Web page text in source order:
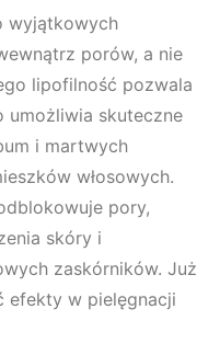
wyjątkowych
porów, a nie
lipofilność pozwala
umożliwia skuteczne
i martwych
włosowych.
pory,
skóry i
zaskórników. Już
efekty w pielęgnacji